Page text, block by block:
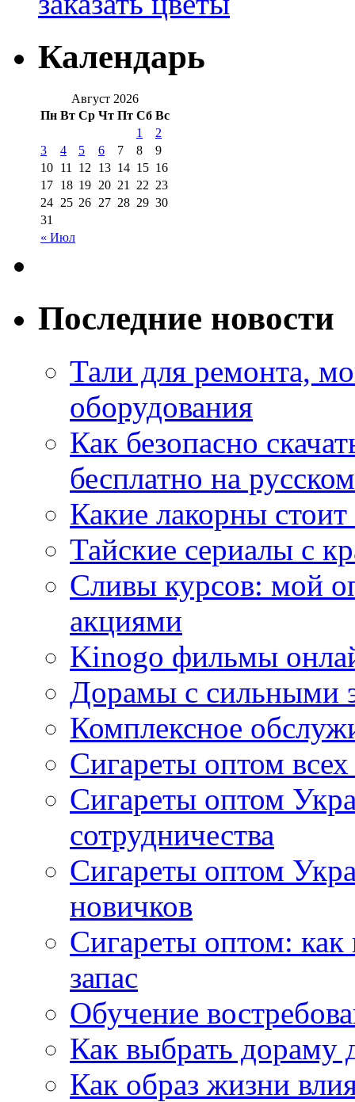
Календарь
Август 2026
Пн Вт Ср Чт Пт Сб Вс
« Июл
1
2
3
4 5 6 7 8
9
10 11 12 13 14 15 16
17 18 19 20 21 22 23
24 25 26 27 28 29 30
31
Последние новости
Тали для ремонта,
оборудования
Как безопасно
бесплатно на
Какие лакорны
Тайские сериалы с
Сливы курсов: мой
акциями
Kinogo фильмы
Дорамы с сильными
Комплексное
Сигареты оптом
Сигареты оптом
сотрудничества
Сигареты оптом
новичков
Сигареты оптом:
запас
Обучение
Как выбрать дораму
Как образ жизни